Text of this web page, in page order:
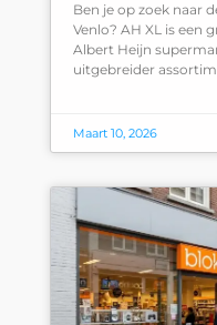
Ben je op zoek naar
Venlo? AH XL is een
Albert Heijn
uitgebreider
Maart 10, 2026